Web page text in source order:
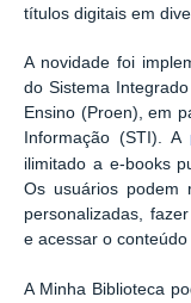
títulos digitais em
A novidade foi
do Sistema
Ensino (Proen), em
Informação (STI). A
ilimitado a e-books
Os usuários podem
personalizadas,
e acessar o
A Minha Biblioteca